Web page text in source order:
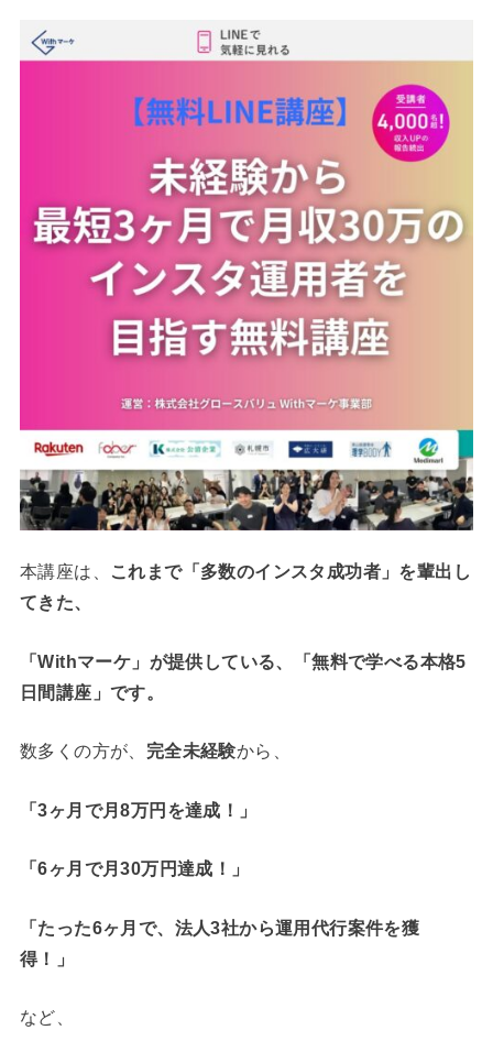
本講座は、
これまで「多数のインスタ成功者」を輩出し
てきた、
「Withマーケ」 が提供している、
「無料で学べる本格5
日間講座」です。
数多くの方が、 完全未経験から、
「3ヶ月で月8万円を達成！」
「6ヶ月で月30万円達成！」
「たった6ヶ月で、法人3社から運用代行案件を獲
得！」
など、